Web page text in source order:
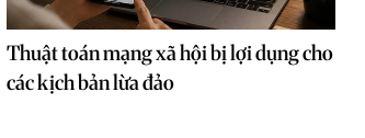
Thuật toán mạng xã hội bị lợi dụng cho
các kịch bản lừa đảo